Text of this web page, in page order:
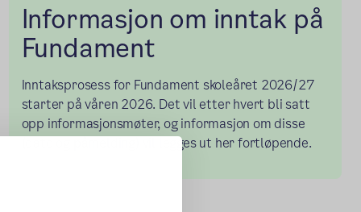
Informasjon om inntak på
Fundament
Inntaksprosess for Fundament skoleåret 2026/27
starter på våren 2026. Det vil etter hvert bli satt
opp informasjonsmøter, og informasjon om disse
(dato og påmelding) vil legges ut her fortløpende.